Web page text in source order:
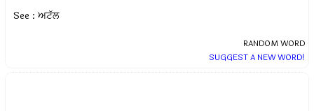
See : ਅਟੱਲ
RANDOM WORD
SUGGEST A NEW WORD!